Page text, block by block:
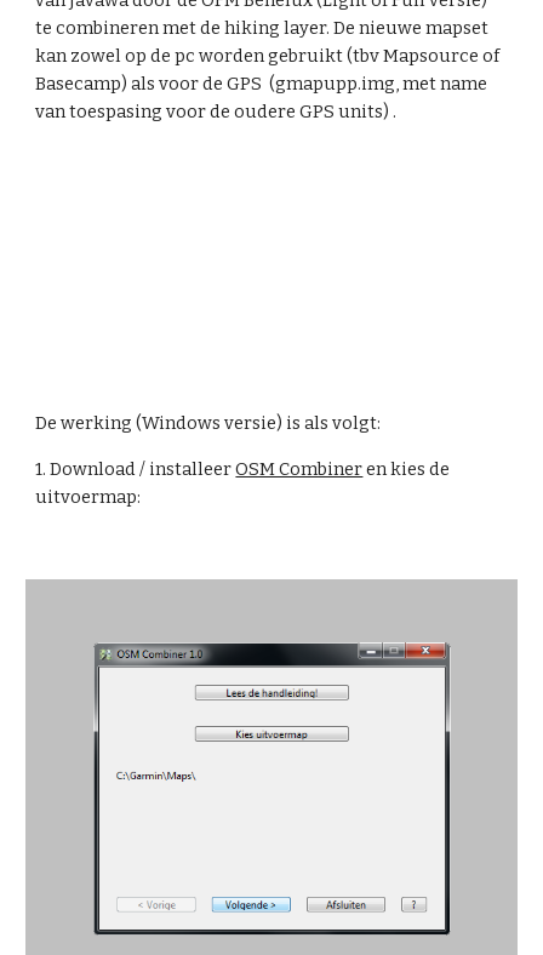
te combineren met de hiking layer. De nieuwe mapset
kan zowel op de pc worden gebruikt (tbv Mapsource of
Basecamp) als voor de GPS  (gmapupp.img, met name
van toespasing voor de oudere GPS units) .
De werking (Windows versie) is als volgt:
1. Download / installeer OSM Combiner en kies de
uitvoermap: